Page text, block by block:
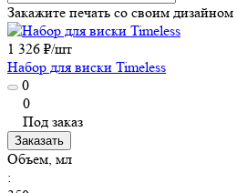
Закажите печать со своим дизайном
1 326 ₽/шт
Набор для виски Timeless
0
0
Под заказ
Заказать
Объем, мл
: